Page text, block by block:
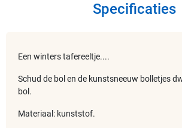
Specificaties
Een winters tafereeltje....
Schud de bol en de kunstsneeuw bolletjes
bol.
Materiaal: kunststof.